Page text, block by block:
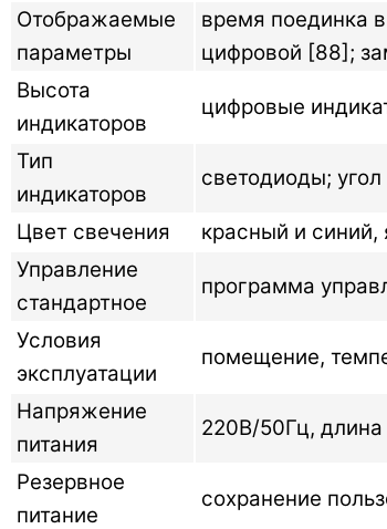
Отображаемые
параметры
время поединка
цифровой [88];
Высота
индикаторов
цифровые
Тип
индикаторов
светодиоды;
Цвет свечения
красный и синий,
Управление
стандартное
программа
Условия
эксплуатации
помещение,
Напряжение
питания
220В/50Гц,
Резервное
питание
сохранение